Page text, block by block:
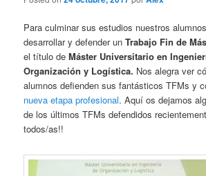
Para culminar sus estudios nuestros
desarrollar y defender unTrabajo Fin de
el título deMáster Universitario en
Organización y Logística. Nos alegra ver
alumnos defienden sus fantásticos TFMs y
nueva etapa profesional. Aquí os dejamos
de los últimos TFMs defendidos
todos/as!!